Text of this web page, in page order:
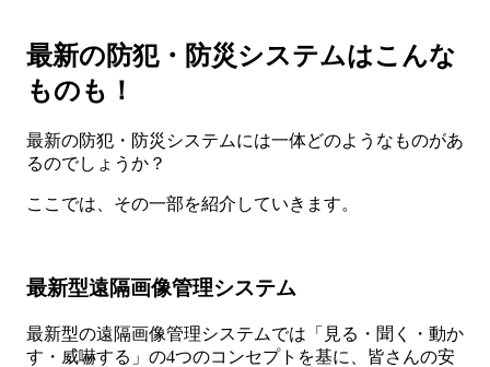
最新の防犯・防災システムはこんな
ものも！
最新の防犯・防災システムには一体どのようなものがあ
るのでしょうか？
ここでは、その一部を紹介していきます。
最新型遠隔画像管理システム
最新型の遠隔画像管理システムでは「見る・聞く・動か
す・威嚇する」の4つのコンセプトを基に、皆さんの安